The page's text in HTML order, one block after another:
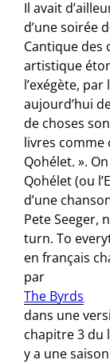
Il avait
d’une soirée
Cantique des
artistique
l’exégète,
aujourd’hui
de choses
livres comme
Qohélet. ».
Qohélet (ou
d’une
Pete Seeger,
turn. To
en français
par
The Byrds
dans une
chapitre 3 du
y a une